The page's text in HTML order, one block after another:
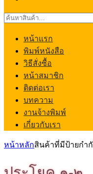
ค้นหา:
หน้าแรก
พิมพ์หนังสือ
วิธีสั่งซื้อ
หน้าสมาชิก
ติดต่อเรา
บทความ
งานจ้างพิมพ์
เกี่ยวกับเรา
หน้าหลักสินค้าที่มีป้ายกำกั